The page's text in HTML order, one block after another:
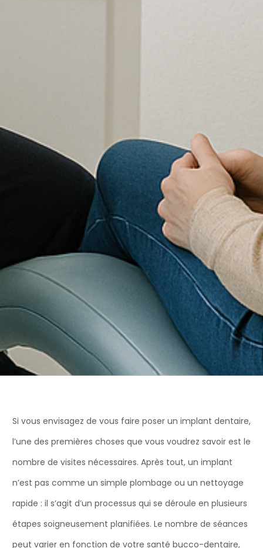
Si vous envisagez de vous faire poser un implant dentaire,
l’une des premières choses que vous voudrez savoir est le
nombre de visites nécessaires. Après tout, un implant
n’est pas comme un simple plombage ou un nettoyage
rapide : il s’agit d’un processus qui se déroule en plusieurs
étapes soigneusement planifiées. Le nombre de séances
peut varier en fonction de votre santé bucco-dentaire,